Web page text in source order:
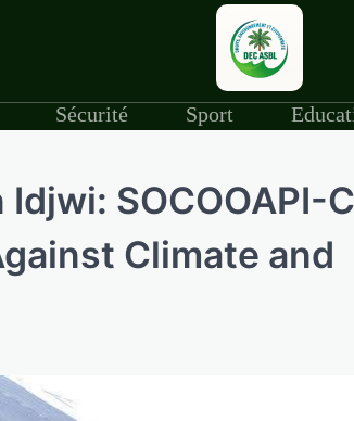
Sécurité Sport
SOCOOAPI-
Climate and